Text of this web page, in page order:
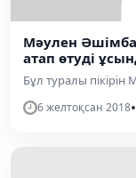
Мәулен
атап өтуді
Бұл туралы пікірін
6 желтоқсан 2018•